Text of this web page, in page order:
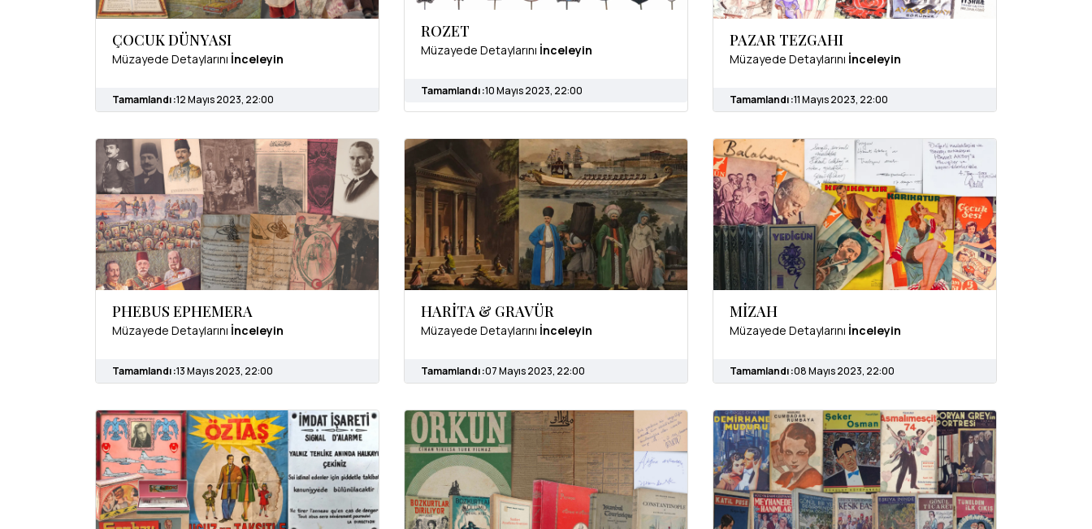
ÇOCUK DÜNYASI
Müzayede Detaylarını İnceleyin
Tamamlandı :12 Mayıs 2023, 22:00
ROZET
Müzayede Detaylarını İnceleyin
Tamamlandı :10 Mayıs 2023, 22:00
PAZAR TEZGAHI
Müzayede Detaylarını İnceleyin
Tamamlandı :11 Mayıs 2023, 22:00
PHEBUS EPHEMERA
Müzayede Detaylarını İnceleyin
Tamamlandı :13 Mayıs 2023, 22:00
HARİTA & GRAVÜR
Müzayede Detaylarını İnceleyin
Tamamlandı :07 Mayıs 2023, 22:00
MİZAH
Müzayede Detaylarını İnceleyin
Tamamlandı :08 Mayıs 2023, 22:00